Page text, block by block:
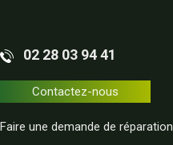
02 28 03 94 41
Contactez-nous
Faire une demande de réparation